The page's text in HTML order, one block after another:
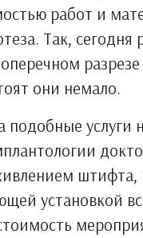
работ и
Так, сегодня
они немало.
услуги
штифта,
установкой